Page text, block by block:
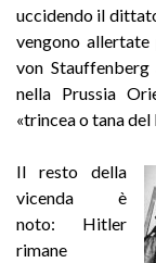
uccidendo il
vengono
von
nella Prussia
«trincea o tana del
Il resto della
vicenda è
noto: Hitler
rimane